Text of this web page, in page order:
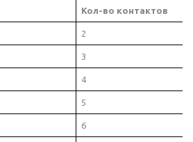
Кол-во контактов
2
3
4
5
6